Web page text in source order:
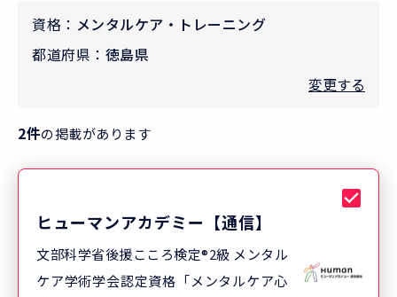
資格： メンタルケア・トレーニング
都道府県： 徳島県
変更する
2件の掲載があります
ヒューマンアカデミー【通信】
文部科学省後援こころ検定®2級 メンタル
ケア学術学会認定資格「メンタルケア心